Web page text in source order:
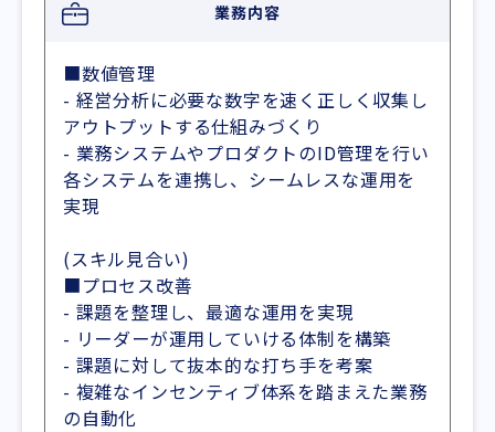
業務内容
■数値管理
- 経営分析に必要な数字を速く正しく収集し
アウトプットする仕組みづくり
- 業務システムやプロダクトのID管理を行い
各システムを連携し、シームレスな運用を
実現
(スキル見合い)
■プロセス改善
- 課題を整理し、最適な運用を実現
- リーダーが運用していける体制を構築
- 課題に対して抜本的な打ち手を考案
- 複雑なインセンティブ体系を踏まえた業務
の自動化